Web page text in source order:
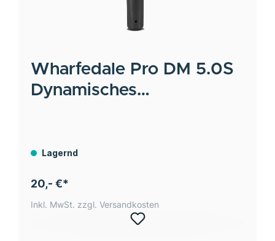
Wharfedale Pro DM 5.0S
Dynamisches
Lagernd
20,- €*
Inkl. MwSt. zzgl. Versandkosten